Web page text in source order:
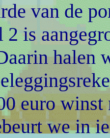
van de
2 is
halen
euro winst
we in